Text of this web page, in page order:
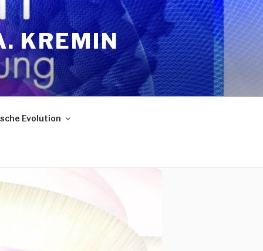
KREMIN
Evolution